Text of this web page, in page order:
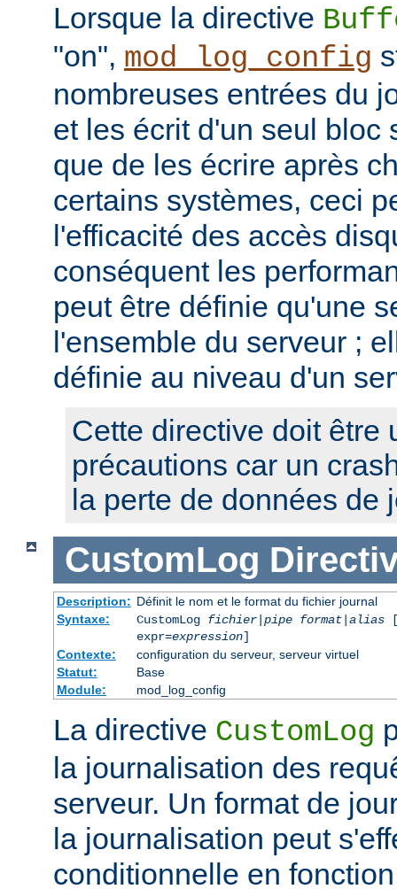
Lorsque la directive
"on", mod_log_config
nombreuses entrées du
et les écrit d'un seul bloc
que de les écrire après
certains systèmes, ceci
l'efficacité des accès
conséquent les
peut être définie qu'une
l'ensemble du serveur ;
définie au niveau d'un
Cette directive doit être
précautions car un
la perte de données de
CustomLog
Description: Définit le nom et le format du fichier journal
Syntaxe:
CustomLog fichier|pipe format|alias
expr=expression]
Contexte:
configuration du serveur, serveur virtuel
Statut:
Base
Module:
mod_log_config
La directive CustomLog
la journalisation des
serveur. Un format de
la journalisation peut
conditionnelle en